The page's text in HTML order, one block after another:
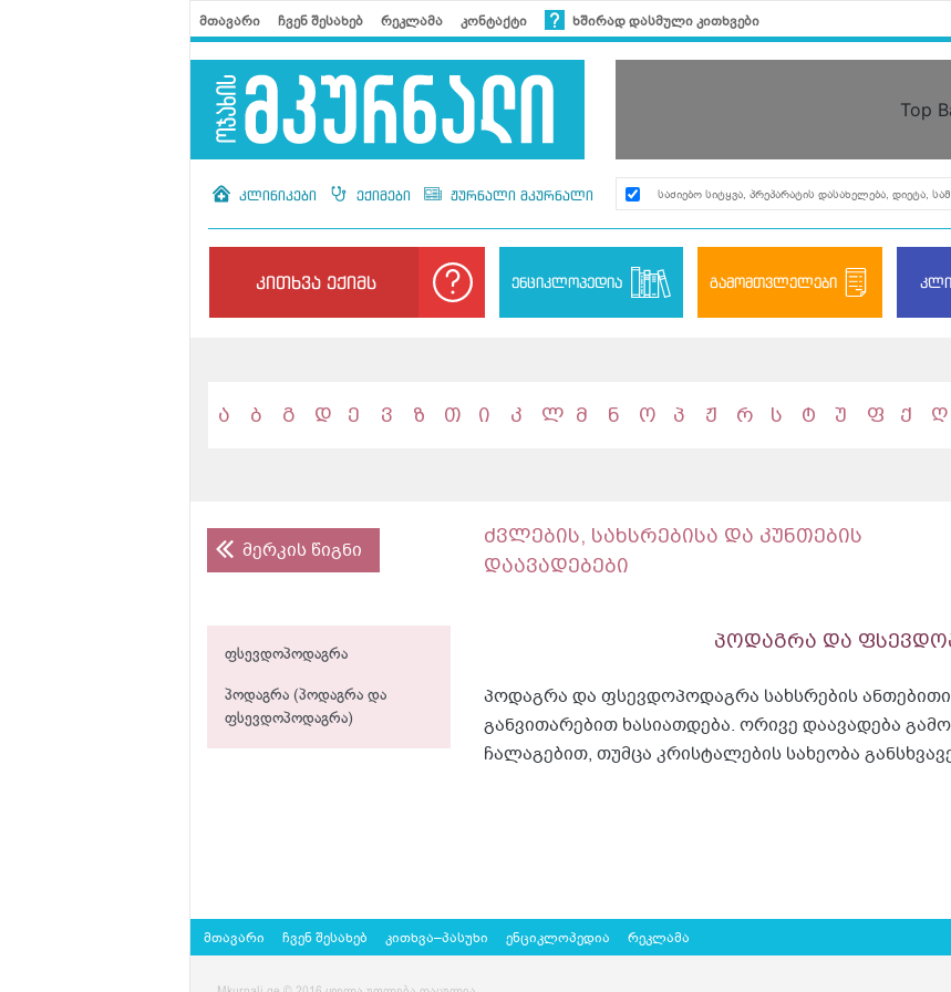
მთავარი ჩვენ შესახებ რეკლამა კონტაქტი ხშირად დასმული კითხვები
Top
კლინიკები ექიმები ჟურნალი მკურნალი
კითხვა ექიმს ენციკლოპედია გამომთვლელები
ა ბ გ დ ე ვ ზ თ ი კ ლ მ ნ ო პ ჟ რ ს ტ უ ფ ქ ღ
მერკის წიგნი
ფსევდოპოდაგრა
პოდაგრა (პოდაგრა და
ფსევდოპოდაგრა)
ძვლების, სახსრებისა და კუნთების
დაავადებები
პოდაგრა და
პოდაგრა და ფსევდოპოდაგრა სახსრების
განვითარებით ხასიათდება. ორივე დაავადება
ჩალაგებით, თუმცა კრისტალების სახეობა
მთავარი ჩვენ შესახებ კითხვა–პასუხი ენციკლოპედია რეკლამა